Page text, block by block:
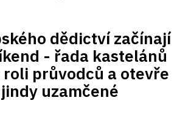
dědictví začínají
- řada kastelánů
roli průvodců a otevře
uzamčené